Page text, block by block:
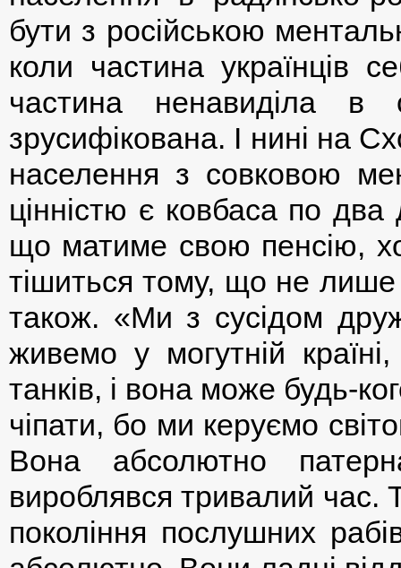
бути з російською
коли частина українців
частина ненавиділа в
зрусифікована. І нині на
населення з совковою
цінністю є ковбаса по
що матиме свою пенсію,
тішиться тому, що не лише
також. «Ми з сусідом
живемо у могутній
танків, і вона може будь-
чіпати, бо ми керуємо
Вона абсолютно
вироблявся тривалий
покоління послушних